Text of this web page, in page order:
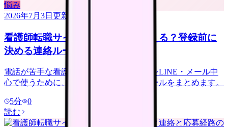
悩み
2026年7月3日 更新
看護師転職サイトは電話なしで使える？登録前に
決める連絡ルール
電話が苦手な看護師さんへ。転職サイトをLINE・メール中
心で使うために、登録前に決める連絡ルールをまとめます。
5分
0
読む